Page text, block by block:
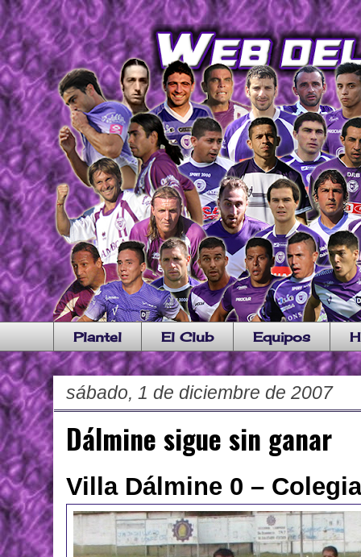
Plantel El Club Equipos
sábado, 1 de diciembre de 2007
Dálmine sigue sin ganar
Villa Dálmine 0 –